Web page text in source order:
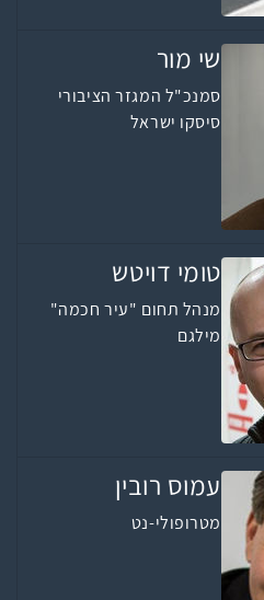
שי מור
סמנכ"ל המגזר הציבורי
סיסקו ישראל
טומי דויטש
מנהל תחום "עיר חכמה"
מילגם
עמוס רובין
מטרופולי-נט